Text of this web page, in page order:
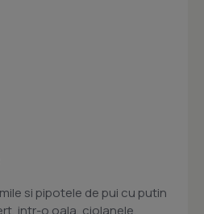
si pipotele de pui cu putin
intr-o oala, ciolanele,